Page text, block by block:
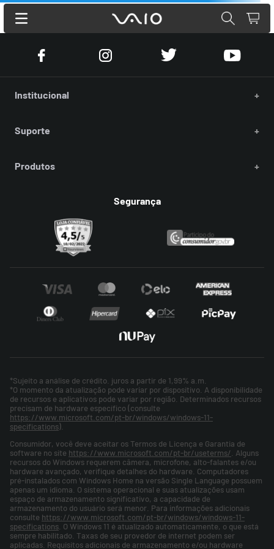
Institucional +
Suporte +
Produtos +
Segurança
*Sujeito a análise de crédito. juros a partir de 1,99% a.m.
*O momento da atualização pode variar por dispositivo. A disponibilidade
de recursos e aplicativos pode variar por região. Determinados recursos
precisam de hardware específico (consulte
https://www.microsoft.com/pt-br/windows/windows-11-
specifications).
Consumidor, você deve aceitar os Termos de Licença e Garantia de
software no site https://www.microsoft.com/pt-br/useterms/ . Alguns
recursos do Windows requerem câmera, microfone, alto-falantes e/ou
hardware avançado, verifique detalhes do hardware. Computadores
pré-instalados com Windows Home na versão Single Language possuem
apenas um idioma. O sistema operacional e suas atualizações usam
espaço de armazenamento significativo, a capacidade de
armazenamento do usuário será menor. Para informações adicionais
consulte https://www.microsoft.com/pt-br/windows/windows-11-
specifications . O Windows 11 é atualizado automaticamente, o que está
sempre habilitado. Taxas de seu provedor de internet podem ser
aplicadas. Requisitos adicionais de armazenamento e/ou hardware